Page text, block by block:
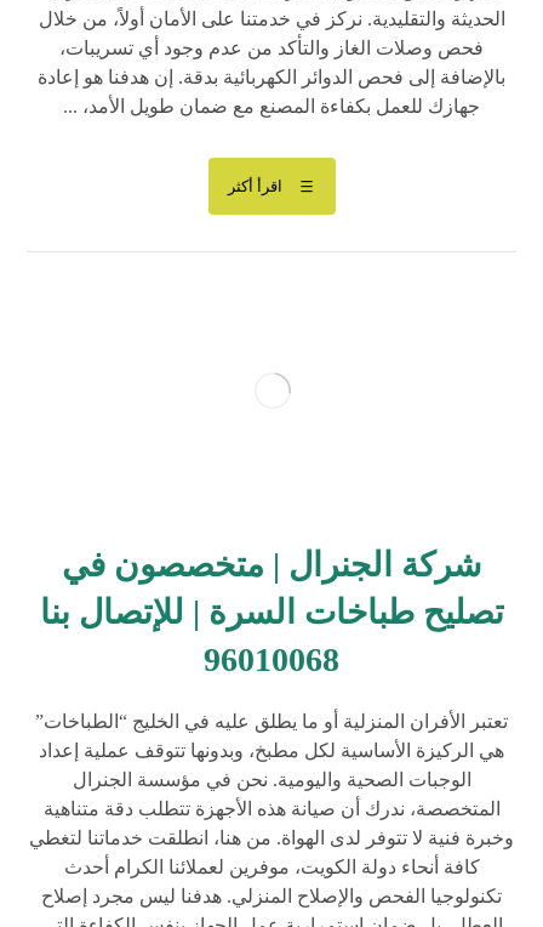
الحديثة والتقليدية. نركز في خدمتنا على الأمان أولاً، من خلال
فحص وصلات الغاز والتأكد من عدم وجود أي تسريبات،
بالإضافة إلى فحص الدوائر الكهربائية بدقة. إن هدفنا هو إعادة
جهازك للعمل بكفاءة المصنع مع ضمان طويل الأمد، ...
اقرأ أكثر
شركة الجنرال | متخصصون في
تصليح طباخات السرة | للإتصال بنا
96010068
تعتبر الأفران المنزلية أو ما يطلق عليه في الخليج “الطباخات”
هي الركيزة الأساسية لكل مطبخ، وبدونها تتوقف عملية إعداد
الوجبات الصحية واليومية. نحن في مؤسسة الجنرال
المتخصصة، ندرك أن صيانة هذه الأجهزة تتطلب دقة متناهية
وخبرة فنية لا تتوفر لدى الهواة. من هنا، انطلقت خدماتنا لتغطي
كافة أنحاء دولة الكويت، موفرين لعملائنا الكرام أحدث
تكنولوجيا الفحص والإصلاح المنزلي. هدفنا ليس مجرد إصلاح